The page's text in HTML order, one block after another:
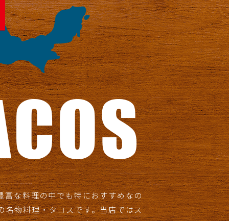
富な料理の中でも特におすすめなの
名物料理・タコスです。当店ではス